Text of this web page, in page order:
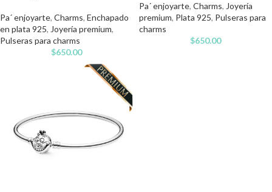
Pa´ enjoyarte, Charms, Enchapado
en plata 925, Joyería premium,
Pulseras para charms
$650.00
Pa´ enjoyarte, Charms, Joyería
premium, Plata 925, Pulseras para
charms
$650.00